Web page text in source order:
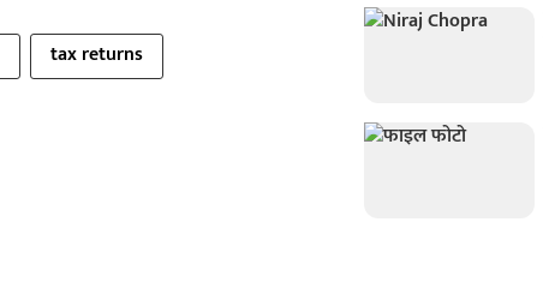
tax returns